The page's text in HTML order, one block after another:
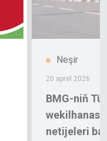
Neşir
20 aprel 2026
BMG-niň
netijeleri